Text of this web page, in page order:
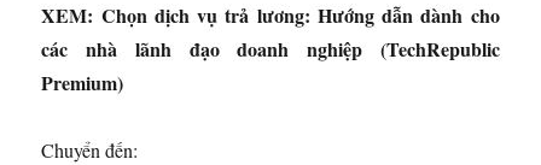
XEM: Chọn dịch vụ trả lương: Hướng dẫn dành cho
các nhà lãnh đạo doanh nghiệp (TechRepublic
Premium)
Chuyển đến: